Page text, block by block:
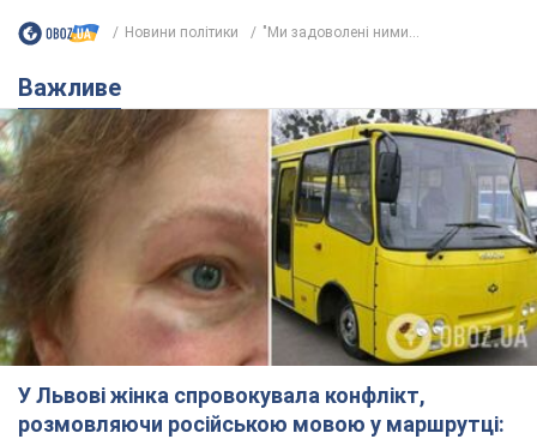
Новини політики "Ми задоволені ними...
Важливе
У Львові жінка спровокувала конфлікт,
розмовляючи російською мовою у маршрутці: